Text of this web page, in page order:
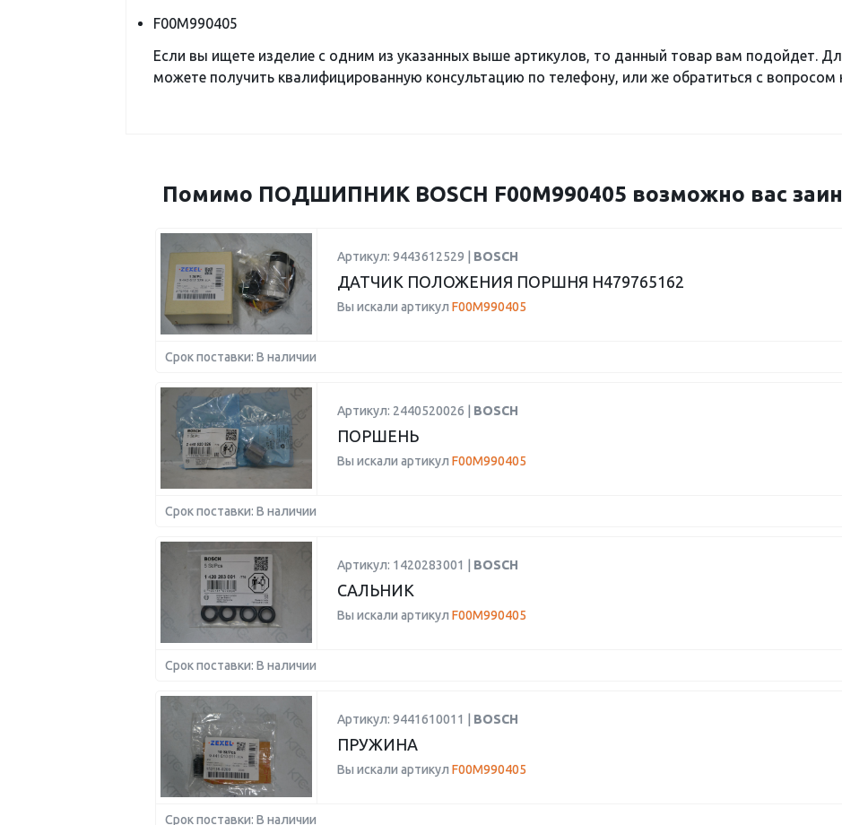
F00M990405
Если вы ищете изделие с одним из указанных выше артикулов, то данный товар вам подойдет.
можете получить квалифицированную консультацию по телефону, или же обратиться с вопросом
Помимо ПОДШИПНИК BOSCH F00M990405 возможно вас
Артикул: 9443612529 | BOSCH
ДАТЧИК ПОЛОЖЕНИЯ ПОРШНЯ H479765162
Вы искали артикул F00M990405
Срок поставки: В наличии
Артикул: 2440520026 | BOSCH
ПОРШЕНЬ
Вы искали артикул F00M990405
Срок поставки: В наличии
Артикул: 1420283001 | BOSCH
САЛЬНИК
Вы искали артикул F00M990405
Срок поставки: В наличии
Артикул: 9441610011 | BOSCH
ПРУЖИНА
Вы искали артикул F00M990405
Срок поставки: В наличии